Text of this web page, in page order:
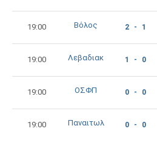
19:00 Βόλος 2 - 1
19:00 Λεβαδιακ 1 - 0
19:00 ΟΣΦΠ 0 - 0
19:00 Παναιτωλ 0 - 0